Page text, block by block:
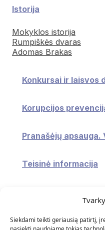
Siekdami teikti geriausią patirtį,
Istorija
Mokyklos istorija
Rumpiškės dvaras
Adomas Brakas
Konkursai ir laisvos
Korupcijos
Pranašėjų apsauga.
Teisinė informacija
Atviri duomenys